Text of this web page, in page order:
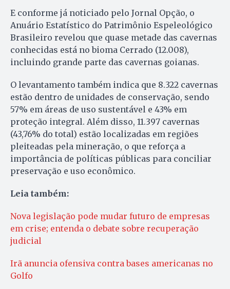
E conforme já noticiado pelo Jornal Opção, o
Anuário Estatístico do Patrimônio Espeleológico
Brasileiro revelou que quase metade das cavernas
conhecidas está no bioma Cerrado (12.008),
incluindo grande parte das cavernas goianas.
O levantamento também indica que 8.322 cavernas
estão dentro de unidades de conservação, sendo
57% em áreas de uso sustentável e 43% em
proteção integral. Além disso, 11.397 cavernas
(43,76% do total) estão localizadas em regiões
pleiteadas pela mineração, o que reforça a
importância de políticas públicas para conciliar
preservação e uso econômico.
Leia também:
Nova legislação pode mudar futuro de empresas
em crise; entenda o debate sobre recuperação
judicial
Irã anuncia ofensiva contra bases americanas no
Golfo